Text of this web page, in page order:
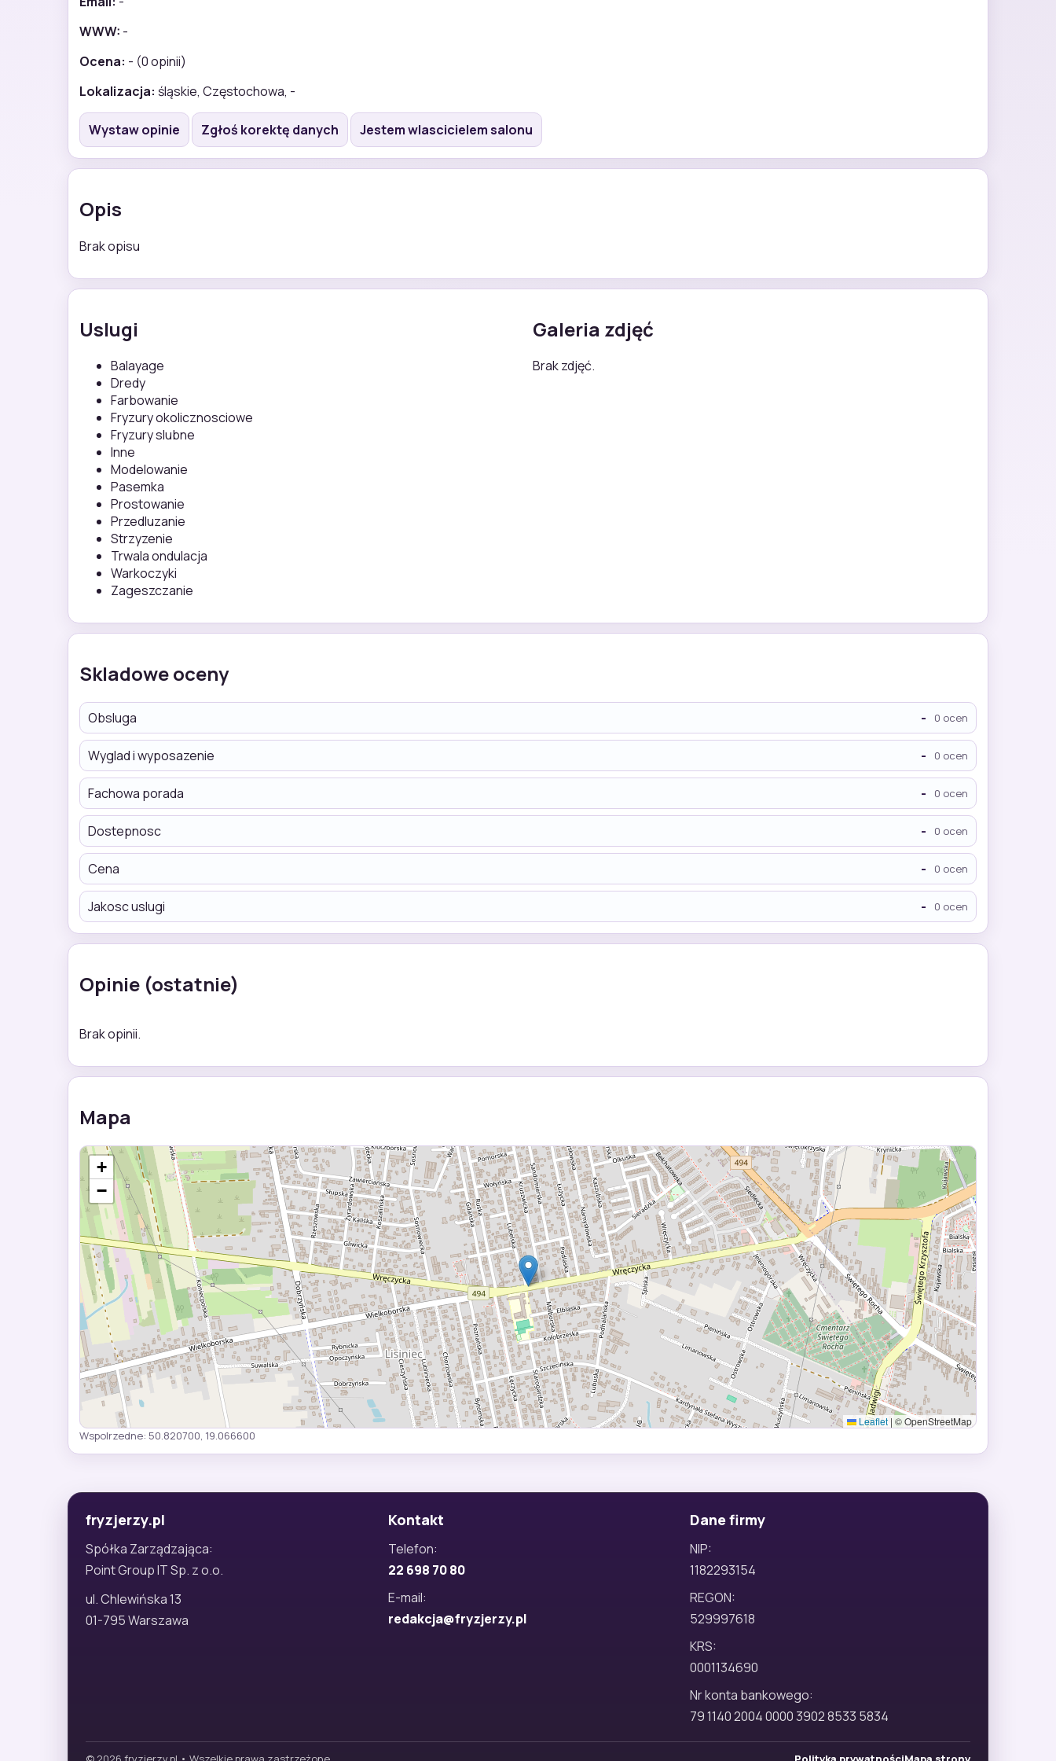
WWW: -
Ocena: - (0 opinii)
Lokalizacja: śląskie, Częstochowa, -
Wystaw opinie Zgłoś korektę danych Jestem wlascicielem salonu
Opis
Brak opisu
Uslugi
Balayage
Dredy
Farbowanie
Fryzury okolicznosciowe
Fryzury slubne
Inne
Modelowanie
Pasemka
Prostowanie
Przedluzanie
Strzyzenie
Trwala ondulacja
Warkoczyki
Zageszczanie
Galeria zdjęć
Brak zdjęć.
Skladowe oceny
Obsluga - 0 ocen
Wyglad i wyposazenie - 0 ocen
Fachowa porada - 0 ocen
Dostepnosc - 0 ocen
Cena - 0 ocen
Jakosc uslugi - 0 ocen
Opinie (ostatnie)
Brak opinii.
Mapa
+
−
Leaflet | © OpenStreetMap
Wspolrzedne: 50.820700, 19.066600
fryzjerzy.pl
Spółka Zarządzająca:
Point Group IT Sp. z o.o.
ul. Chlewińska 13
01-795 Warszawa
Kontakt
Telefon:
22 698 70 80
E-mail:
redakcja@fryzjerzy.pl
Dane firmy
NIP:
1182293154
REGON:
529997618
KRS:
0001134690
Nr konta bankowego:
79 1140 2004 0000 3902 8533 5834